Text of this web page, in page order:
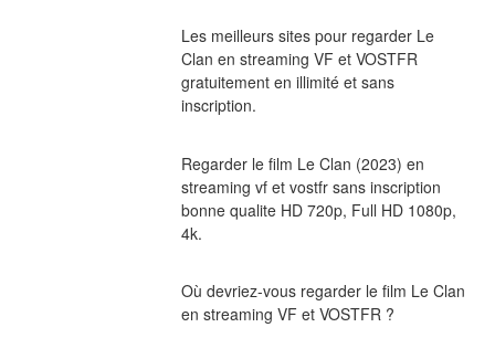
Les meilleurs sites pour regarder Le
Clan en streaming VF et VOSTFR
gratuitement en illimité et sans
inscription.
Regarder le film Le Clan (2023) en
streaming vf et vostfr sans inscription
bonne qualite HD 720p, Full HD 1080p,
4k.
Où devriez-vous regarder le film Le Clan
en streaming VF et VOSTFR ?